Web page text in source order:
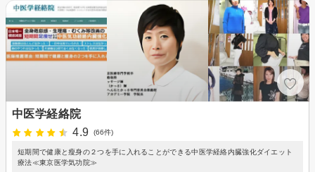
中医学経絡院
4.9
(66件)
短期間で健康と瘦身の２つを手に入れることができる中医学経絡内臓強化ダイエット
療法≪東京医学気功院≫